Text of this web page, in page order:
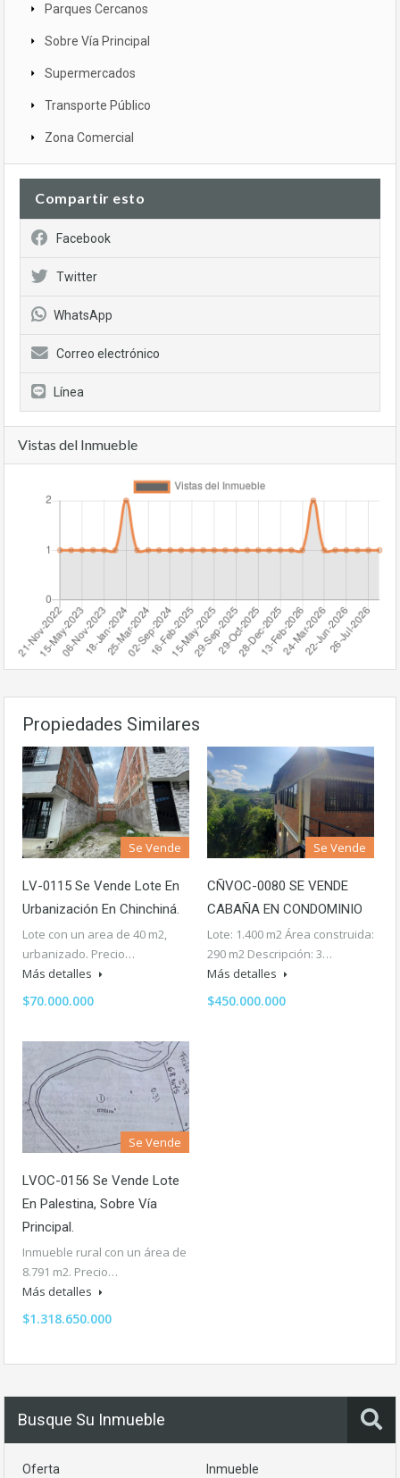
Parques Cercanos
Sobre Vía Principal
Supermercados
Transporte Público
Zona Comercial
Compartir esto
Facebook
Twitter
WhatsApp
Correo electrónico
Línea
Vistas del Inmueble
Propiedades Similares
Se Vende
LV-0115 Se Vende Lote En
Urbanización En Chinchiná.
Lote con un area de 40 m2,
urbanizado. Precio…
Más detalles
$70.000.000
Se Vende
CÑVOC-0080 SE VENDE
CABAÑA EN CONDOMINIO
Lote: 1.400 m2 Área construida:
290 m2 Descripción: 3…
Más detalles
$450.000.000
Se Vende
LVOC-0156 Se Vende Lote
En Palestina, Sobre Vía
Principal.
Inmueble rural con un área de
8.791 m2. Precio…
Más detalles
$1.318.650.000
Busque Su Inmueble
Oferta Inmueble